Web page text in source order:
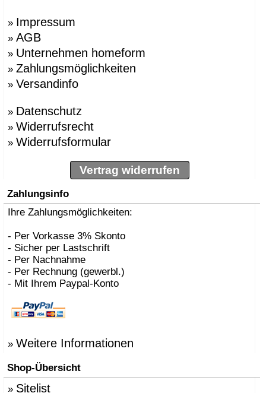
» Impressum
» AGB
» Unternehmen homeform
» Zahlungsmöglichkeiten
» Versandinfo
» Datenschutz
» Widerrufsrecht
» Widerrufsformular
Vertrag widerrufen
Zahlungsinfo
Ihre Zahlungsmöglichkeiten:
- Per Vorkasse 3% Skonto
- Sicher per Lastschrift
- Per Nachnahme
- Per Rechnung (gewerbl.)
- Mit Ihrem Paypal-Konto
» Weitere Informationen
Shop-Übersicht
» Sitelist